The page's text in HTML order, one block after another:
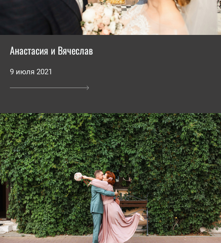
Анастасия и Вячеслав
9 июля 2021